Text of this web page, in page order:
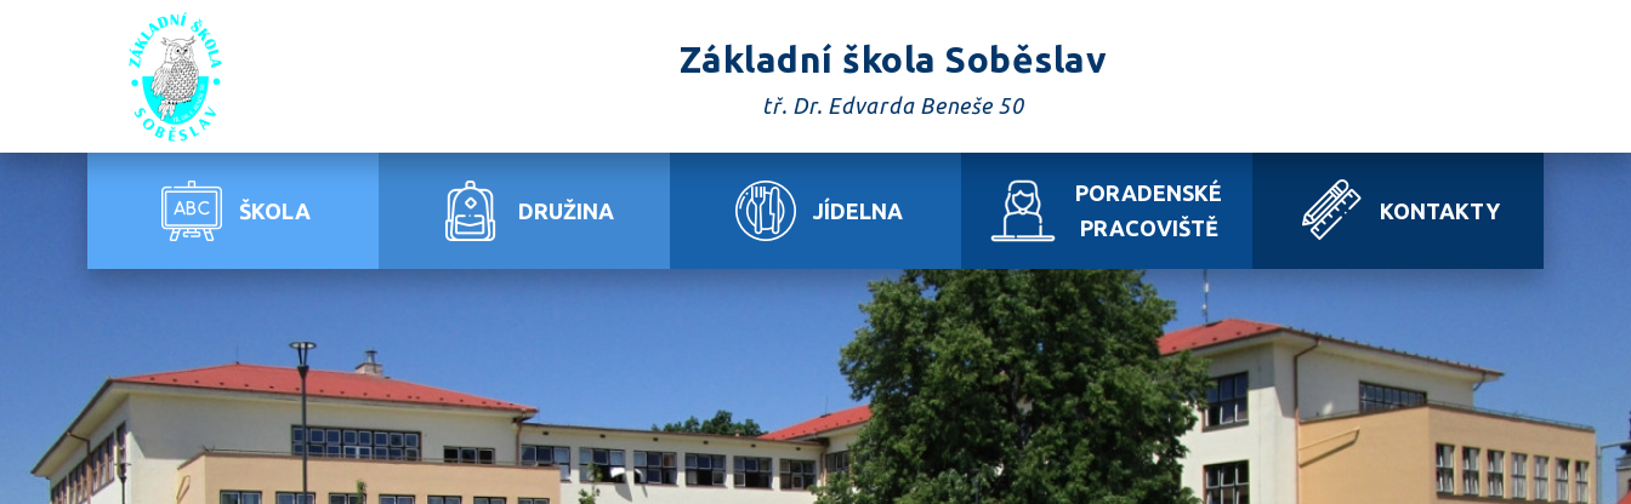
Základní škola Soběslav
tř. Dr. Edvarda Beneše 50
ŠKOLA DRUŽINA JÍDELNA
PORADENSKÉ
PRACOVIŠTĚ
KONTAKTY